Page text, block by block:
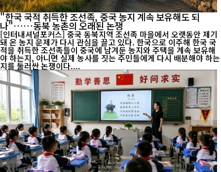
"한국 국적 취득한 조선족, 중국 농지 계속 보유해도 되
나"……동북 농촌의 오래된 논쟁
[인터내셔널포커스] 중국 동북지역 조선족 마을에서 오랫동안 제기
돼 온 농지 문제가 다시 관심을 끌고 있다. 한국으로 이주해 한국 국
적을 취득한 조선족들이 중국에 남겨둔 농지와 주택을 계속 보유해
야 하는지, 아니면 실제 농사를 짓는 주민들에게 다시 배분해야 하는
지를 둘러싼 논쟁이다....